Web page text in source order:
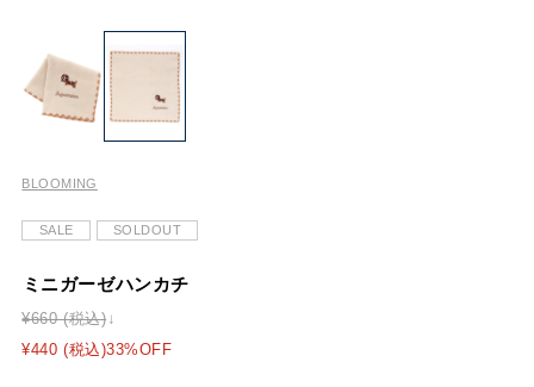
BLOOMING
SALE SOLDOUT
ミニガーゼハンカチ
¥660 (税込)
¥440 (税込)33%OFF